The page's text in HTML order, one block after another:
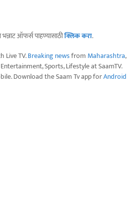
ऑफर्स पाहण्यासाठीक्लिक करा.
Live TV.Breaking newsfrom Maharashtra,
Sports, Lifestyle at SaamTV.
Download the Saam Tv app forAndroid